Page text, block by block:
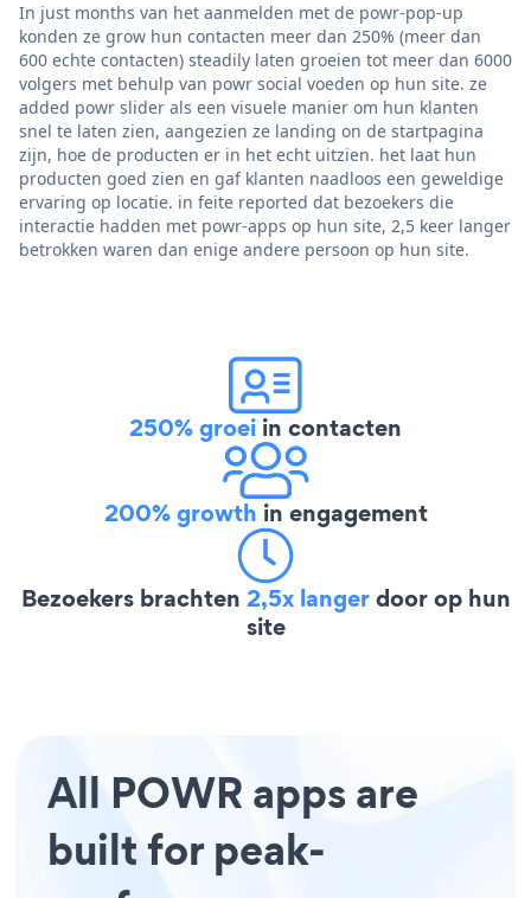
In just months van het aanmelden met de powr-pop-up
konden ze grow hun contacten meer dan 250% (meer dan
600 echte contacten) steadily laten groeien tot meer dan 6000
volgers met behulp van powr social voeden op hun site. ze
added powr slider als een visuele manier om hun klanten
snel te laten zien, aangezien ze landing on de startpagina
zijn, hoe de producten er in het echt uitzien. het laat hun
producten goed zien en gaf klanten naadloos een geweldige
ervaring op locatie. in feite reported dat bezoekers die
interactie hadden met powr-apps op hun site, 2,5 keer langer
betrokken waren dan enige andere persoon op hun site.
250% groei in contacten
200% growth in engagement
Bezoekers brachten 2,5x langerdoor op hun
site
All POWR apps are
built for peak-